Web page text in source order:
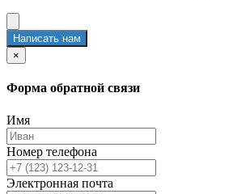
Написать нам
×
Форма обратной связи
Имя
Номер телефона
Электронная почта